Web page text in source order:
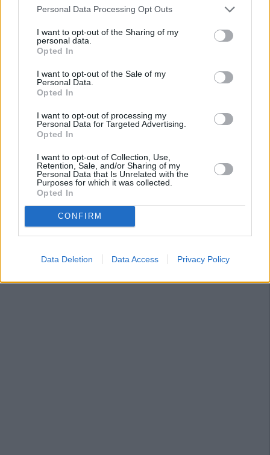
Personal Data Processing Opt Outs
I want to opt-out of the Sharing of my
personal data.
Opted In
I want to opt-out of the Sale of my
Personal Data.
Opted In
I want to opt-out of processing my
Personal Data for Targeted Advertising.
Opted In
I want to opt-out of Collection, Use,
Retention, Sale, and/or Sharing of my
Personal Data that Is Unrelated with the
Purposes for which it was collected.
Opted In
CONFIRM
Data Deletion Data Access Privacy Policy